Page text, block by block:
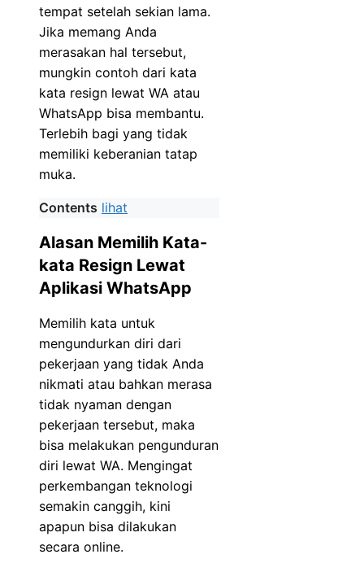
tempat setelah sekian lama.
Jika memang Anda
merasakan hal tersebut,
mungkin contoh dari kata
kata resign lewat WA atau
WhatsApp bisa membantu.
Terlebih bagi yang tidak
memiliki keberanian tatap
muka.
Contents lihat
Alasan Memilih Kata-
kata Resign Lewat
Aplikasi WhatsApp
Memilih kata untuk
mengundurkan diri dari
pekerjaan yang tidak Anda
nikmati atau bahkan merasa
tidak nyaman dengan
pekerjaan tersebut, maka
bisa melakukan pengunduran
diri lewat WA. Mengingat
perkembangan teknologi
semakin canggih, kini
apapun bisa dilakukan
secara online.